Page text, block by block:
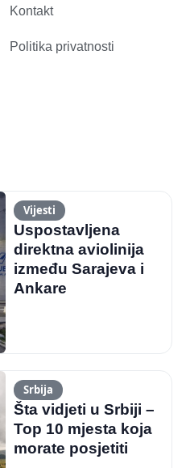
Kontakt
Politika privatnosti
Vijesti
Uspostavljena
direktna aviolinija
između Sarajeva i
Ankare
Srbija
Šta vidjeti u Srbiji –
Top 10 mjesta koja
morate posjetiti